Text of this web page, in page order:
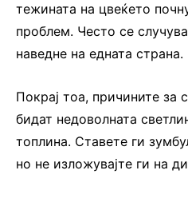
тежината на цвеќето
проблем. Често се
наведне на едната страна.
Покрај тоа, причините за
бидат недоволната
топлина. Ставете ги
но не изложувајте ги на